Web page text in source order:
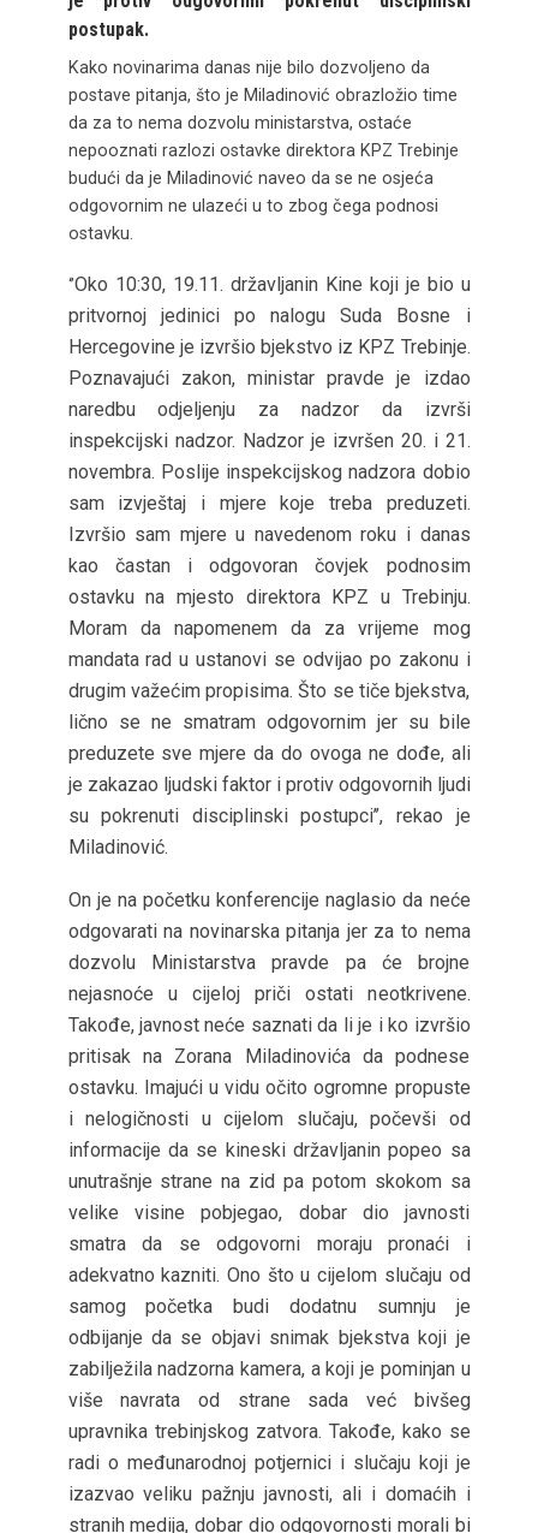
postupak.
Kako novinarima danas nije bilo dozvoljeno da
postave pitanja, što je Miladinović obrazložio time
da za to nema dozvolu ministarstva, ostaće
nepooznati razlozi ostavke direktora KPZ Trebinje
budući da je Miladinović naveo da se ne osjeća
odgovornim ne ulazeći u to zbog čega podnosi
ostavku.
‘’Oko 10:30, 19.11. državljanin Kine koji je bio u
pritvornoj jedinici po nalogu Suda Bosne i
Hercegovine je izvršio bjekstvo iz KPZ Trebinje.
Poznavajući zakon, ministar pravde je izdao
naredbu odjeljenju za nadzor da izvrši
inspekcijski nadzor. Nadzor je izvršen 20. i 21.
novembra. Poslije inspekcijskog nadzora dobio
sam izvještaj i mjere koje treba preduzeti.
Izvršio sam mjere u navedenom roku i danas
kao častan i odgovoran čovjek podnosim
ostavku na mjesto direktora KPZ u Trebinju.
Moram da napomenem da za vrijeme mog
mandata rad u ustanovi se odvijao po zakonu i
drugim važećim propisima. Što se tiče bjekstva,
lično se ne smatram odgovornim jer su bile
preduzete sve mjere da do ovoga ne dođe, ali
je zakazao ljudski faktor i protiv odgovornih ljudi
su pokrenuti disciplinski postupci’’, rekao je
Miladinović.
On je na početku konferencije naglasio da neće
odgovarati na novinarska pitanja jer za to nema
dozvolu Ministarstva pravde pa će brojne
nejasnoće u cijeloj priči ostati neotkrivene.
Takođe, javnost neće saznati da li je i ko izvršio
pritisak na Zorana Miladinovića da podnese
ostavku. Imajući u vidu očito ogromne propuste
i nelogičnosti u cijelom slučaju, počevši od
informacije da se kineski državljanin popeo sa
unutrašnje strane na zid pa potom skokom sa
velike visine pobjegao, dobar dio javnosti
smatra da se odgovorni moraju pronaći i
adekvatno kazniti. Ono što u cijelom slučaju od
samog početka budi dodatnu sumnju je
odbijanje da se objavi snimak bjekstva koji je
zabilježila nadzorna kamera, a koji je pominjan u
više navrata od strane sada već bivšeg
upravnika trebinjskog zatvora. Takođe, kako se
radi o međunarodnoj potjernici i slučaju koji je
izazvao veliku pažnju javnosti, ali i domaćih i
stranih medija, dobar dio odgovornosti morali bi